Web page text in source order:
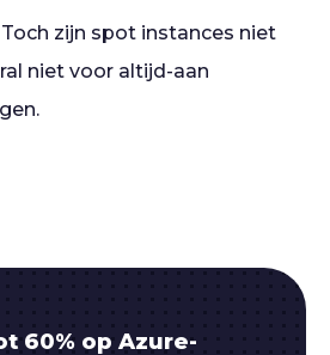
zijn spot instances niet
niet voor altijd-aan
60% op Azure-